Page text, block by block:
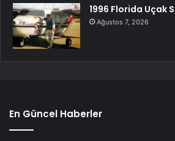
1996 Florida Uçak
Ağustos 7, 2026
En Güncel Haberler